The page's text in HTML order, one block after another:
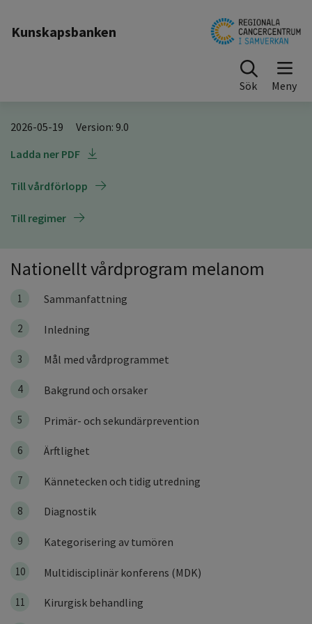
Kunskapsbanken
Sök
2026-05-19 Version: 9.0
Ladda ner PDF
Till vårdförlopp
Till regimer
Nationellt vårdprogram melanom
1 Sammanfattning
2 Inledning
3 Mål med vårdprogrammet
4 Bakgrund och orsaker
5 Primär- och sekundärprevention
6 Ärftlighet
7 Kännetecken och tidig utredning
8 Diagnostik
9 Kategorisering av tumören
10 Multidisciplinär konferens (MDK)
11 Kirurgisk behandling